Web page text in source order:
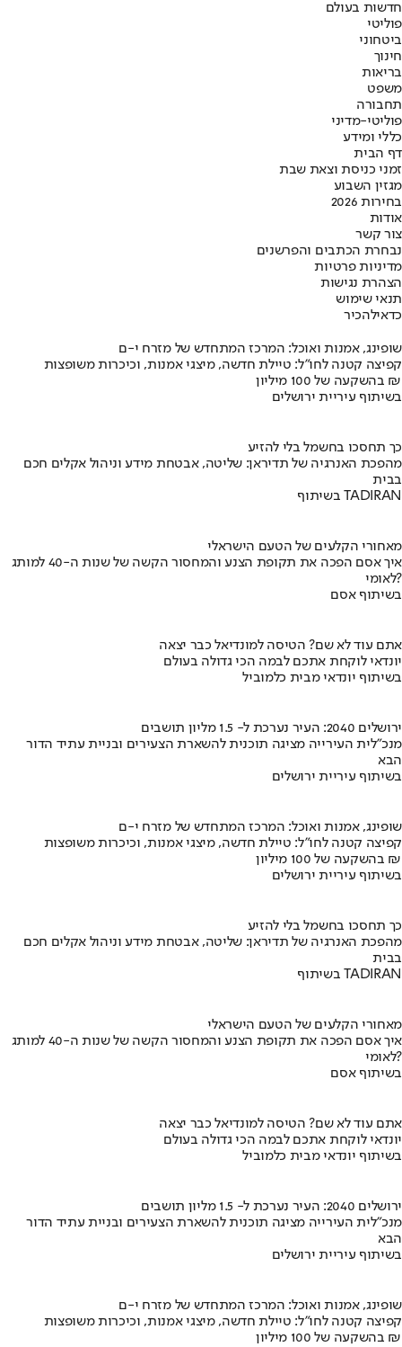
חדשות בעולם
פוליטי
ביטחוני
חינוך
בריאות
משפט
תחבורה
פוליטי-מדיני
כללי ומידע
דף הבית
זמני כניסת וצאת שבת
מגזין השבוע
בחירות 2026
אודות
צור קשר
נבחרת הכתבים והפרשנים
מדיניות פרטיות
הצהרת נגישות
תנאי שימוש
כדאילהכיר
שופינג, אמנות ואוכל: המרכז המתחדש של מזרח י-ם
קפיצה קטנה לחו"ל: טיילת חדשה, מיצגי אמנות, וכיכרות משופצות
בהשקעה של 100 מיליון ₪
בשיתוף עיריית ירושלים
כך תחסכו בחשמל בלי להזיע
מהפכת האנרגיה של תדיראן: שליטה, אבטחת מידע וניהול אקלים חכם
בבית
בשיתוף TADIRAN
מאחורי הקלעים של הטעם הישראלי
איך אסם הפכה את תקופת הצנע והמחסור הקשה של שנות ה-40 למותג
לאומי?
בשיתוף אסם
אתם עוד לא שם? הטיסה למונדיאל כבר יצאה
יונדאי לוקחת אתכם לבמה הכי גדולה בעולם
בשיתוף יונדאי מבית כלמוביל
ירושלים 2040: העיר נערכת ל- 1.5 מליון תושבים
מנכ"לית העירייה מציגה תוכנית להשארת הצעירים ובניית עתיד הדור
הבא
בשיתוף עיריית ירושלים
שופינג, אמנות ואוכל: המרכז המתחדש של מזרח י-ם
קפיצה קטנה לחו"ל: טיילת חדשה, מיצגי אמנות, וכיכרות משופצות
בהשקעה של 100 מיליון ₪
בשיתוף עיריית ירושלים
כך תחסכו בחשמל בלי להזיע
מהפכת האנרגיה של תדיראן: שליטה, אבטחת מידע וניהול אקלים חכם
בבית
בשיתוף TADIRAN
מאחורי הקלעים של הטעם הישראלי
איך אסם הפכה את תקופת הצנע והמחסור הקשה של שנות ה-40 למותג
לאומי?
בשיתוף אסם
אתם עוד לא שם? הטיסה למונדיאל כבר יצאה
יונדאי לוקחת אתכם לבמה הכי גדולה בעולם
בשיתוף יונדאי מבית כלמוביל
ירושלים 2040: העיר נערכת ל- 1.5 מליון תושבים
מנכ"לית העירייה מציגה תוכנית להשארת הצעירים ובניית עתיד הדור
הבא
בשיתוף עיריית ירושלים
שופינג, אמנות ואוכל: המרכז המתחדש של מזרח י-ם
קפיצה קטנה לחו"ל: טיילת חדשה, מיצגי אמנות, וכיכרות משופצות
בהשקעה של 100 מיליון ₪